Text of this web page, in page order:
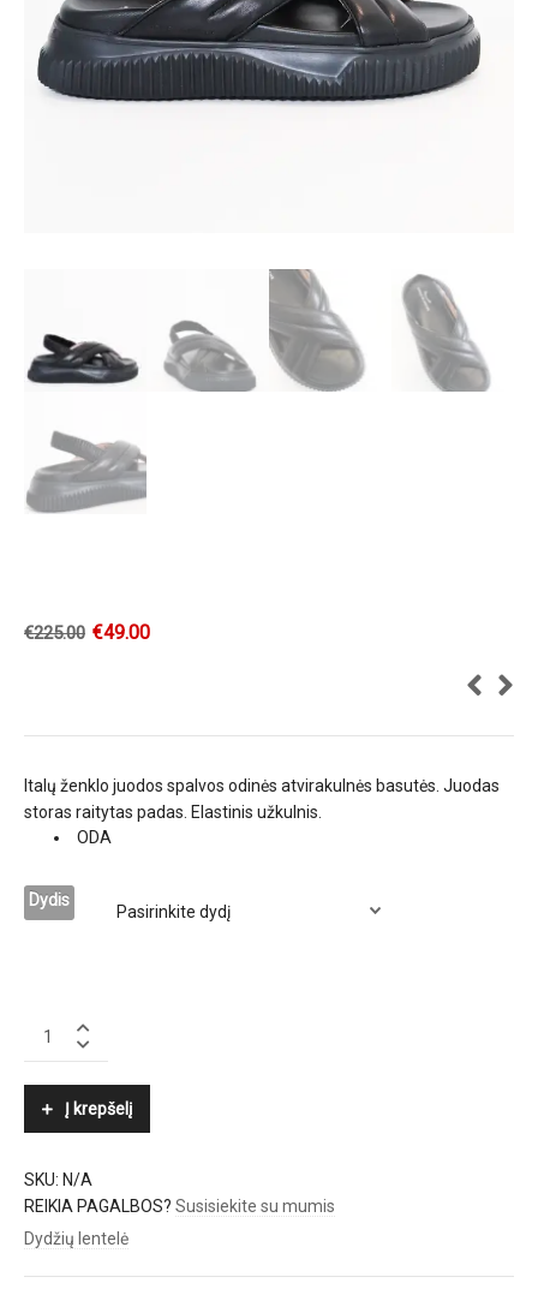
€225.00 €49.00
Italų ženklo juodos spalvos odinės atvirakulnės basutės. Juodas
storas raitytas padas. Elastinis užkulnis.
ODA
Dydis
BLANCHE
Į krepšelį
SKU: N/A
REIKIA PAGALBOS? Susisiekite su mumis
Dydžių lentelė